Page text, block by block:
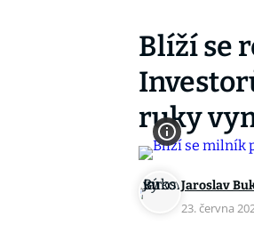
Blíží se
ruky
Jaroslav
23. června